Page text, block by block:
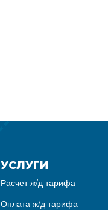
УСЛУГИ
Расчет ж/д тарифа
Оплата ж/д тарифа